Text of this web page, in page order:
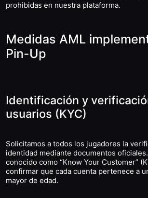
prohibidas en nuestra plataforma.
Medidas AML
Pin-Up
Identificación y
usuarios (KYC)
Solicitamos a todos los jugadores la
identidad mediante documentos
conocido como “Know Your Customer”
confirmar que cada cuenta pertenece a
mayor de edad.